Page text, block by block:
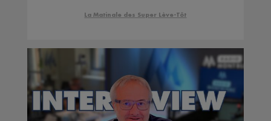
La Matinale des Super Lève-Tôt